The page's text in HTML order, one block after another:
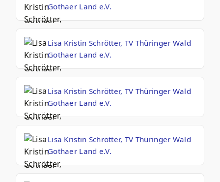
Gothaer Land e.V.
Lisa Kristin Schrötter, TV Thüringer Wald
Gothaer Land e.V.
Lisa Kristin Schrötter, TV Thüringer Wald
Gothaer Land e.V.
Lisa Kristin Schrötter, TV Thüringer Wald
Gothaer Land e.V.